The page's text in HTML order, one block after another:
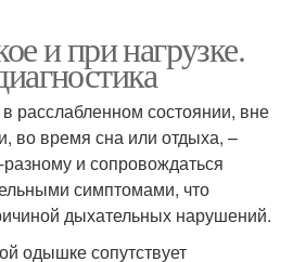
и при нагрузке.
расслабленном состоянии, вне
во время сна или отдыха, –
и сопровождаться
симптомами, что
дыхательных нарушений.
одышке сопутствует